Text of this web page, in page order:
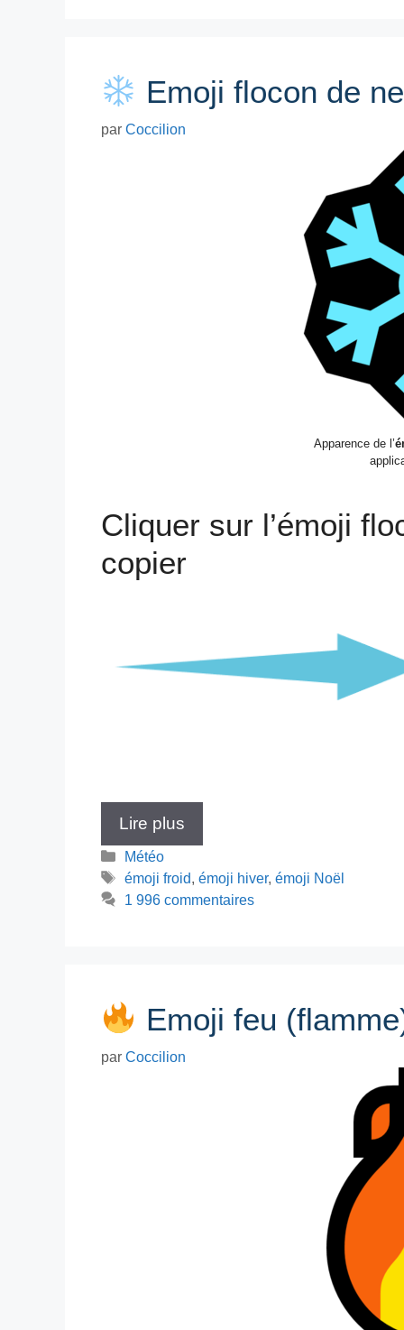
Emoji flocon de
par Coccilion
Apparence de l’
Cliquer sur l’émoji
copier
Lire plus
Catégories
Météo
Étiquettes
émoji froid émoji hiver, émoji Noël
1 996 commentaires
Emoji feu
par Coccilion